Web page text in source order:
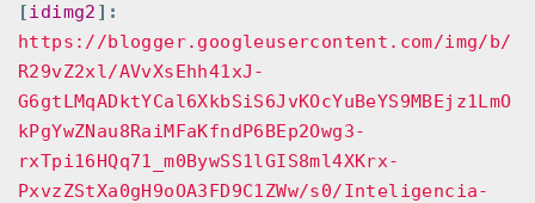
[idimg2 ]:
https://blogger.googleusercontent.com/img/b/
R29vZ2xl/AVvXsEhh41xJ-
G6gtLMqADktYCal6XkbSiS6JvKOcYuBeYS9MBEjz1LmO
kPgYwZNau8RaiMFaKfndP6BEp2Owg3-
rxTpi16HQq71_m0BywSS1lGIS8ml4XKrx-
PxvzZStXa0gH9oOA3FD9C1ZWw/s0/Inteligencia-